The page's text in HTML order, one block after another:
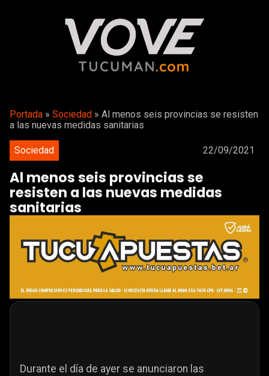
Portada » Sociedad » Al menos seis provincias se resisten
a las nuevas medidas sanitarias
Sociedad 22/09/2021
Al menos seis provincias se
resisten a las nuevas medidas
sanitarias
Durante el día de ayer se anunciaron las